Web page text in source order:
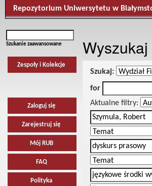
Repozytorium Uniwersytetu w
Szukanie zaawansowane
Zespoły i Kolekcje
Zaloguj się
Zarejestruj się
Mój RUB
FAQ
Polityka
Wyszukaj
Szukaj:
for
Aktualne filtry: